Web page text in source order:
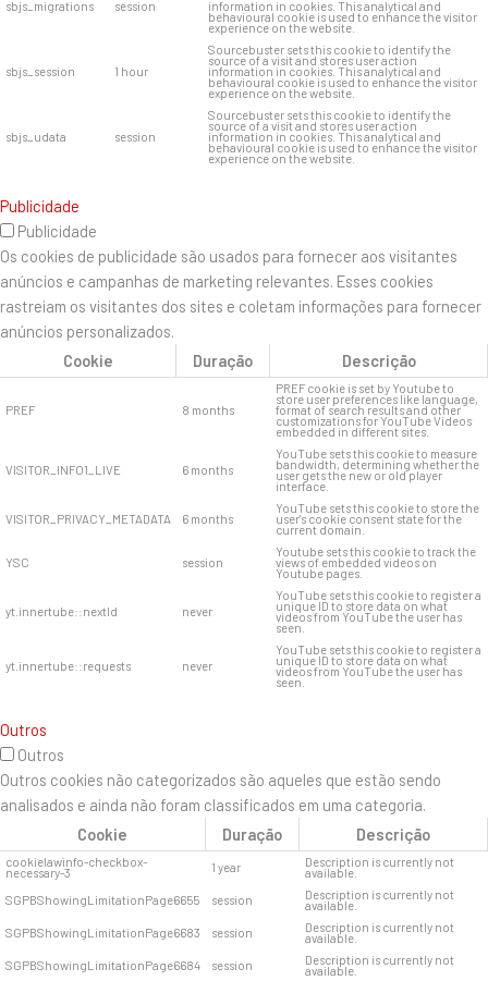
sbjs_migrations session information in cookies. This analytical and
behavioural cookie is used to enhance the visitor
experience on the website.
sbjs_session 1 hour
Sourcebuster sets this cookie to identify the
source of a visit and stores user action
information in cookies. This analytical and
behavioural cookie is used to enhance the visitor
experience on the website.
sbjs_udata session
Sourcebuster sets this cookie to identify the
source of a visit and stores user action
information in cookies. This analytical and
behavioural cookie is used to enhance the visitor
experience on the website.
Publicidade
Publicidade
Os cookies de publicidade são usados ​​para fornecer aos visitantes
anúncios e campanhas de marketing relevantes. Esses cookies
rastreiam os visitantes dos sites e coletam informações para fornecer
anúncios personalizados.
Cookie
Duração Descrição
PREF 8 months
PREF cookie is set by Youtube to
store user preferences like language,
format of search results and other
customizations for YouTube Videos
embedded in different sites.
VISITOR_INFO1_LIVE 6 months
YouTube sets this cookie to measure
bandwidth, determining whether the
user gets the new or old player
interface.
VISITOR_PRIVACY_METADATA 6 months
YouTube sets this cookie to store the
user's cookie consent state for the
current domain.
YSC session
Youtube sets this cookie to track the
views of embedded videos on
Youtube pages.
yt.innertube::nextId never
YouTube sets this cookie to register a
unique ID to store data on what
videos from YouTube the user has
seen.
yt.innertube::requests never
YouTube sets this cookie to register a
unique ID to store data on what
videos from YouTube the user has
seen.
Outros
Outros
Outros cookies não categorizados são aqueles que estão sendo
analisados ​​e ainda não foram classificados em uma categoria.
Cookie
Duração Descrição
cookielawinfo-checkbox-
necessary-3 1 year Description is currently not
available.
SGPBShowingLimitationPage6655
session Description is currently not
available.
SGPBShowingLimitationPage6683
session Description is currently not
available.
SGPBShowingLimitationPage6684
session Description is currently not
available.